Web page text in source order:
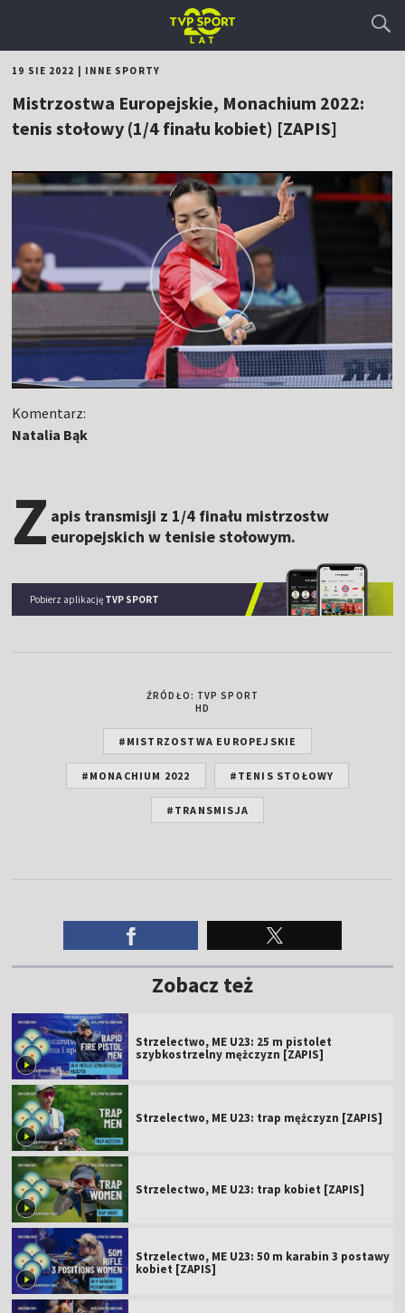
19 SIE 2022 INNE SPORTY
Mistrzostwa Europejskie, Monachium 2022:
tenis stołowy (1/4 finału kobiet) [ZAPIS]
Komentarz:
Natalia Bąk
Z apis transmisji z 1/4 finału mistrzostw
europejskich w tenisie stołowym.
Pobierz aplikację TVP SPORT
ŹRÓDŁO: TVP SPORT
HD
#MISTRZOSTWA EUROPEJSKIE
#MONACHIUM 2022 #TENIS STOŁOWY
#TRANSMISJA
Zobacz też
Strzelectwo, ME U23: 25 m pistolet
szybkostrzelny mężczyzn [ZAPIS]
Strzelectwo, ME U23: trap mężczyzn [ZAPIS]
Strzelectwo, ME U23: trap kobiet [ZAPIS]
Strzelectwo, ME U23: 50 m karabin 3 postawy
kobiet [ZAPIS]